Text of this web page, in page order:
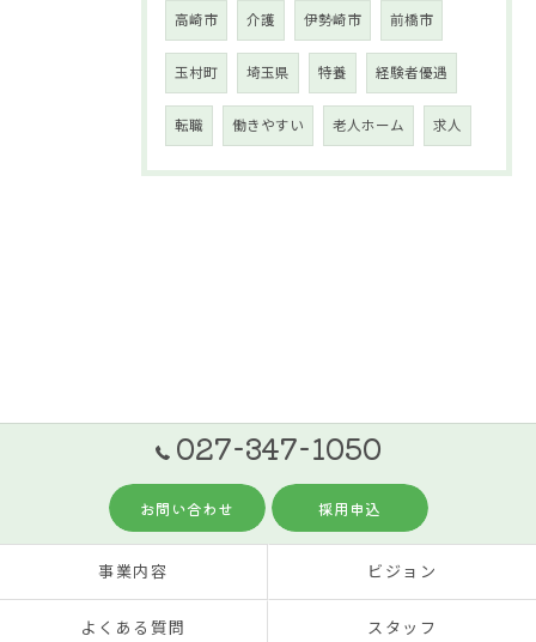
高崎市 介護 伊勢崎市 前橋市
玉村町 埼玉県 特養 経験者優遇
転職 働きやすい 老人ホーム 求人
027-347-1050
お問い合わせ 採用申込
事業内容 ビジョン
よくある質問 スタッフ